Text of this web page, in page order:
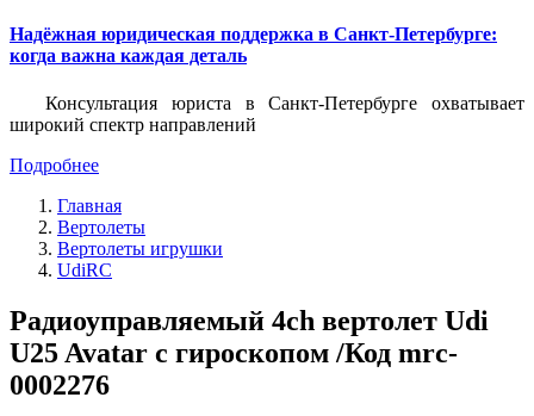
Надёжная юридическая поддержка в Санкт-Петербурге:
когда важна каждая деталь
Консультация юриста в Санкт-Петербурге охватывает
широкий спектр направлений
Подробнее
Главная
Вертолеты
Вертолеты игрушки
UdiRC
Радиоуправляемый 4ch вертолет Udi
U25 Avatar с гироскопом /Код mrc-
0002276